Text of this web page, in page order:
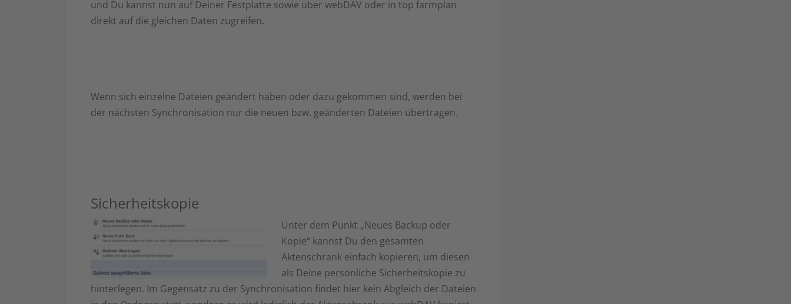
und Du kannst nun auf Deiner Festplatte sowie über webDAV oder in top farmplan
direkt auf die gleichen Daten zugreifen.
Wenn sich einzelne Dateien geändert haben oder dazu gekommen sind, werden bei
der nächsten Synchronisation nur die neuen bzw. geänderten Dateien übertragen.
Sicherheitskopie
Unter dem Punkt „Neues Backup oder
Kopie“ kannst Du den gesamten
Aktenschrank einfach kopieren, um diesen
als Deine persönliche Sicherheitskopie zu
hinterlegen. Im Gegensatz zu der Synchronisation findet hier kein Abgleich der Dateien